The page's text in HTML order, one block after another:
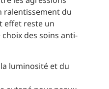
ralentissement du
effet reste un
des soins anti-
luminosité et du